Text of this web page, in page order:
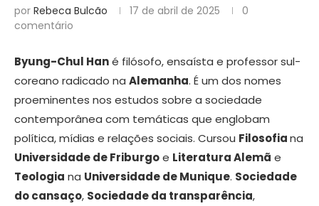
por Rebeca Bulcão 17 de abril de 2025
0
comentário
Byung-Chul Hané filósofo, ensaísta e professor sul-
coreano radicado na Alemanha. É um dos nomes
proeminentes nos estudos sobre a sociedade
contemporânea com temáticas que englobam
política, mídias e relações sociais. Cursou Filosofiana
Universidade de Friburgoe Literatura Alemã e
Teologia na Universidade de Munique. Sociedade
do cansaço, Sociedade da transparência,